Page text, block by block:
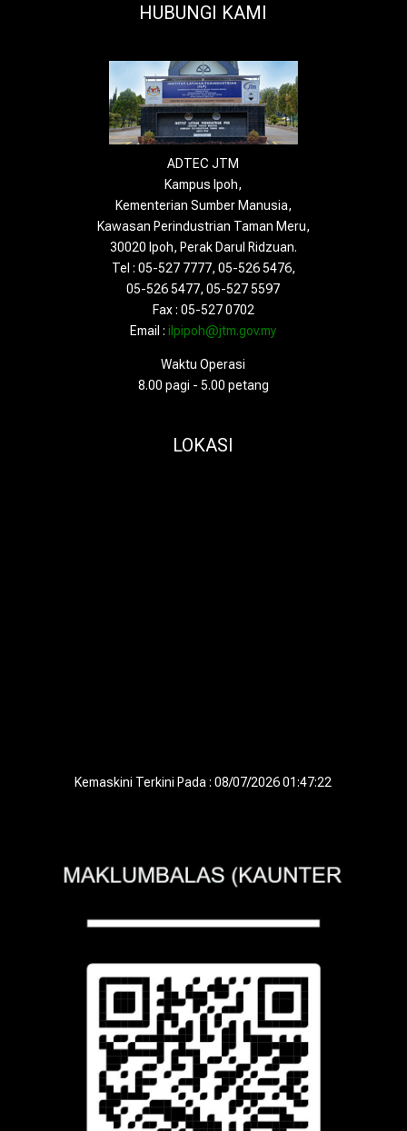
HUBUNGI KAMI
ADTEC JTM
Kampus Ipoh,
Kementerian Sumber Manusia,
Kawasan Perindustrian Taman Meru,
30020 Ipoh, Perak Darul Ridzuan.
Tel : 05-527 7777, 05-526 5476,
05-526 5477, 05-527 5597
Fax : 05-527 0702
Email : ilpipoh@jtm.gov.my
Waktu Operasi
8.00 pagi - 5.00 petang
LOKASI
Kemaskini Terkini Pada : 08/07/2026 01:47:22